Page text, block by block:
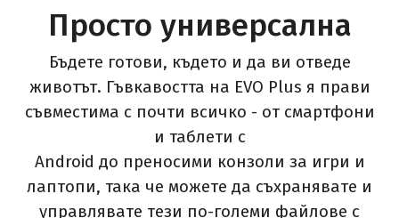
Просто универсална
Бъдете готови, където и да ви отведе
животът. Гъвкавостта на EVO Plus я прави
съвместима с почти всичко - от смартфони
и таблети с
Android до преносими конзоли за игри и
лаптопи, така че можете да съхранявате и
управлявате тези по-големи файлове с